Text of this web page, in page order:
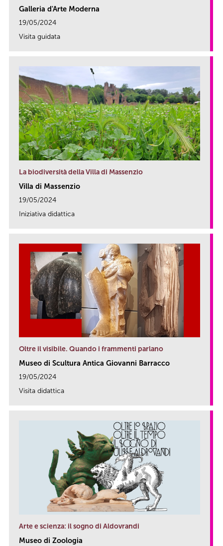
Galleria d'Arte Moderna
19/05/2024
Visita guidata
La biodiversità della Villa di Massenzio
Villa di Massenzio
19/05/2024
Iniziativa didattica
Oltre il visibile. Quando i frammenti parlano
Museo di Scultura Antica Giovanni Barracco
19/05/2024
Visita didattica
Arte e scienza: il sogno di Aldovrandi
Museo di Zoologia